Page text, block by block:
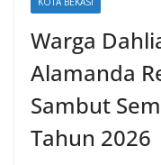
Warga
Alamanda
Sambut
Tahun 2026